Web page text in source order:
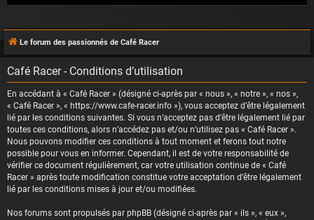
Le forum des passionnés de Café Racer
Café Racer - Conditions d’utilisation
En accédant à « Café Racer » (désigné ci-après par « nous », « notre », « nos »,
« Café Racer », « https://www.cafe-racer.info »), vous acceptez d’être légalement
lié par les conditions suivantes. Si vous n’acceptez pas d’être légalement lié par
toutes ces conditions, alors n’accédez pas et/ou n’utilisez pas « Café Racer ».
Nous pouvons modifier ces conditions à tout moment et ferons tout notre
possible pour vous en informer. Cependant, il est de votre responsabilité de
vérifier ce document régulièrement, car votre utilisation continue de « Café
Racer » après toute modification constitue votre acceptation d’être légalement
lié par les conditions mises à jour et/ou modifiées.
Nos forums sont propulsés par phpBB (désigné ci-après par « ils », « eux »,